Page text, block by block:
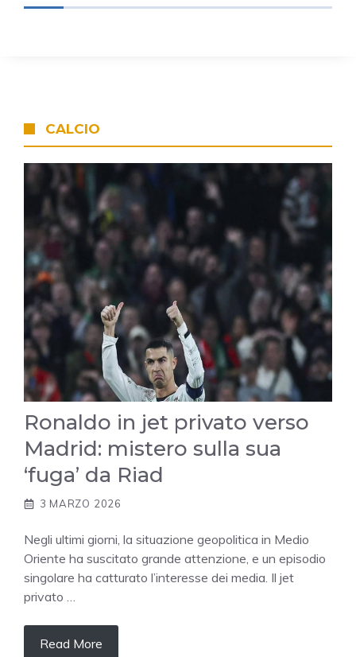
CALCIO
Ronaldo in jet privato verso
Madrid: mistero sulla sua
‘fuga’ da Riad
3 MARZO 2026
Negli ultimi giorni, la situazione geopolitica in Medio
Oriente ha suscitato grande attenzione, e un episodio
singolare ha catturato l’interesse dei media. Il jet
privato …
Read More